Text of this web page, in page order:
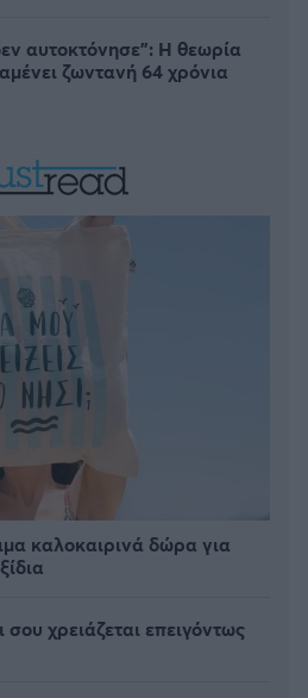
αυτοκτόνησε”: Η θεωρία
ζωντανή 64 χρόνια
καλοκαιρινά δώρα για
σου χρειάζεται επειγόντως